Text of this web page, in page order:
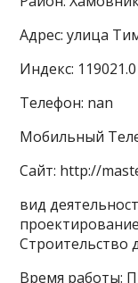
Адрес: улица
Индекс: 119021.0
Телефон: nan
Мобильный
Сайт: http://
вид
Строительство
Время работы: